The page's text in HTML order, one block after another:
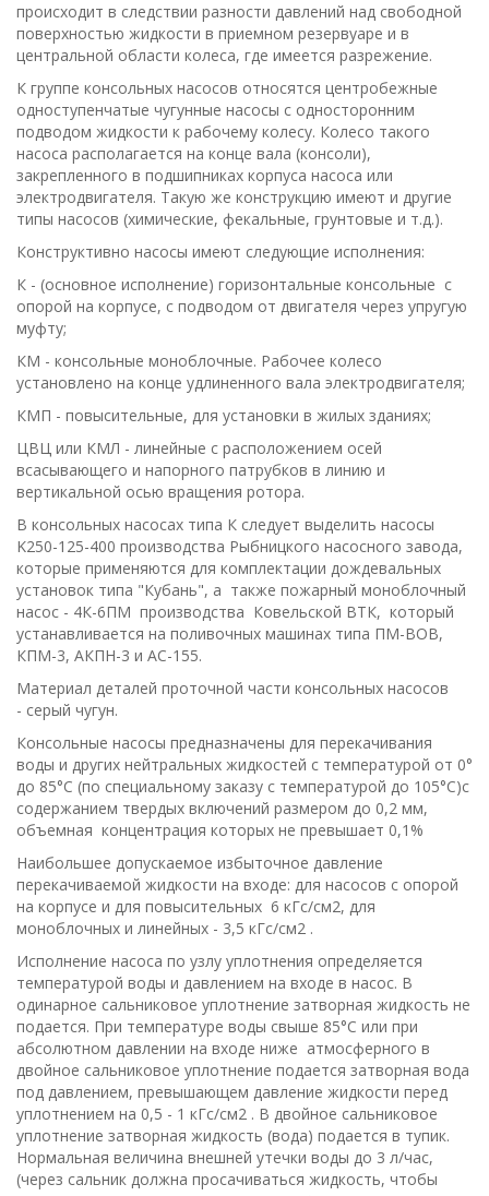
происходит в следствии разности давлений над свободной
поверхностью жидкости в приемном резервуаре и в
центральной области колеса, где имеется разрежение.
К группе консольных насосов относятся центробежные
одноступенчатые чугунные насосы с односторонним
подводом жидкости к рабочему колесу. Колесо такого
насоса располагается на конце вала (консоли),
закрепленного в подшипниках корпуса насоса или
электродвигателя. Такую же конструкцию имеют и другие
типы насосов (химические, фекальные, грунтовые и т.д.).
Конструктивно насосы имеют следующие исполнения:
К - (основное исполнение) горизонтальные консольные с
опорой на корпусе, с подводом от двигателя через упругую
муфту;
КМ - консольные моноблочные. Рабочее колесо
установлено на конце удлиненного вала электродвигателя;
КМП - повысительные, для установки в жилых зданиях;
ЦВЦ или КМЛ - линейные с расположением осей
всасывающего и напорного патрубков в линию и
вертикальной осью вращения ротора.
В консольных насосах типа К следует выделить насосы
K250-125-400 производства Рыбницкого насосного завода,
которые применяются для комплектации дождевальных
установок типа "Кубань", а также пожар­ный моноблочный
насос - 4К-6ПМ производства Ковельской ВТК, который
устанавливается на поливочных машинах типа ПМ-ВОВ,
КПМ-3, АКПН-3 и АС-155.
Материал деталей проточной части консольных насосов
- серый чугун.
Консольные насосы предназначены для перекачивания
воды и других нейтральных жидкостей с температурой от 0°
до 85°С (по специальному заказу с температурой до 105°С)с
содержанием твердых включений размером до 0,2 мм,
объемная концентрация которых не превышает 0,1%
Наибольшее допускаемое избыточное давление
перекачиваемой жидкости на входе: для насосов с опорой
на корпусе и для повысительных 6 кГс/cм2, для
моноблочных и линейных - 3,5 кГс/см2 .
Исполнение насоса по узлу уплотнения определяется
температурой воды и давлением на входе в насос. В
одинарное сальниковое уплотнение затворная жидкость не
подается. При температуре воды свыше 85°С или при
абсолютном давлении на входе ниже атмосферного в
двойное сальниковое уплотнение подается затворная вода
под давлением, превышающем давление жидкости перед
уплотнением на 0,5 - 1 кГс/см2 . В двойное сальниковое
уплотнение затворная жидкость (вода) подается в тупик.
Нормальная величина внешней утечки воды до 3 л/час,
(через сальник должна просачиваться жидкость, чтобы